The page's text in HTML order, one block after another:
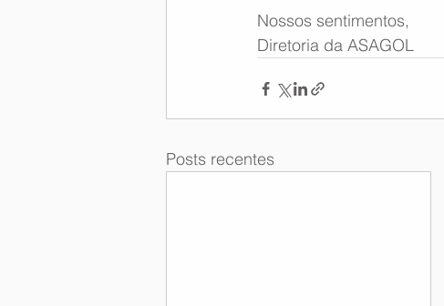
Nossos sentimentos,
Diretoria da ASAGOL
Posts recentes